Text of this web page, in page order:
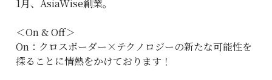
1月、AsiaWise創業。
＜On & Off＞
On：クロスボーダー×テクノロジーの新たな可能性を
探ることに情熱をかけております！